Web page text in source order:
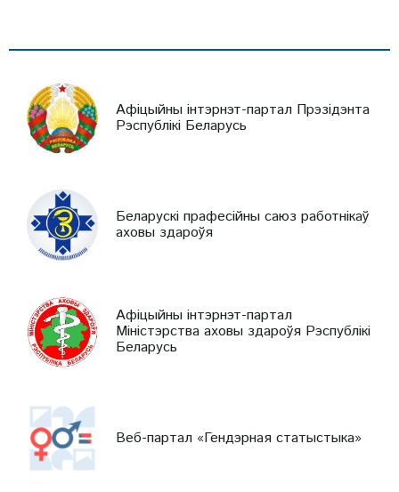
Афіцыйны інтэрнэт-партал Прэзідэнта
Рэспублікі Беларусь
Беларускі прафесійны саюз работнікаў
аховы здароўя
Афіцыйны інтэрнэт-партал
Міністэрства аховы здароўя Рэспублікі
Беларусь
Веб-партал «Гендэрная статыстыка»